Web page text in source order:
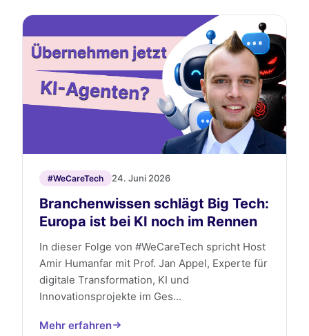
#WeCareTech 24. Juni 2026
Branchenwissen schlägt Big Tech:
Europa ist bei KI noch im Rennen
In dieser Folge von #WeCareTech spricht Host
Amir Humanfar mit Prof. Jan Appel, Experte für
digitale Transformation, KI und
Innovationsprojekte im Ges...
Mehr erfahren